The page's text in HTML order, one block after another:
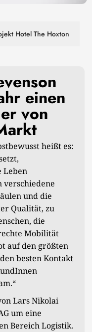
The Hoxton
einen
von
heißt es:
Leben
verschiedene
und die
Qualität, zu
die
Mobilität
auf den größten
besten Kontakt
Lars Nikolai
um eine
Bereich Logistik.